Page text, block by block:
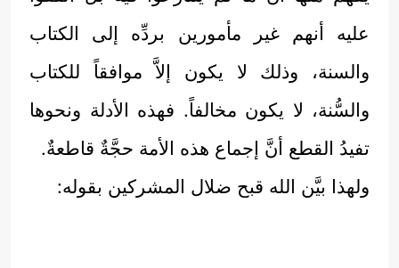
عليه أنهم غير مأمورين بردِّه إلى الكتاب
والسنة، وذلك لا يكون إلاَّ موافقاً للكتاب
والسُّنة، لا يكون مخالفاً. فهذه الأدلة ونحوها
تفيدُ القطع أنَّ إجماع هذه الأمة حجَّةٌ قاطعةٌ.
ولهذا بيَّن الله قبح ضلال المشركين بقوله: